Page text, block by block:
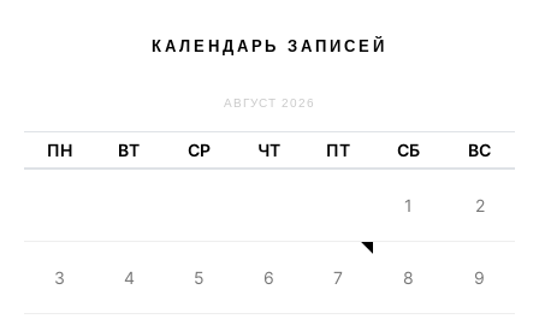
КАЛЕНДАРЬ ЗАПИСЕЙ
АВГУСТ 2026
ПН ВТ СР ЧТ ПТ СБ ВС
1 2
3 4 5 6 7 8 9